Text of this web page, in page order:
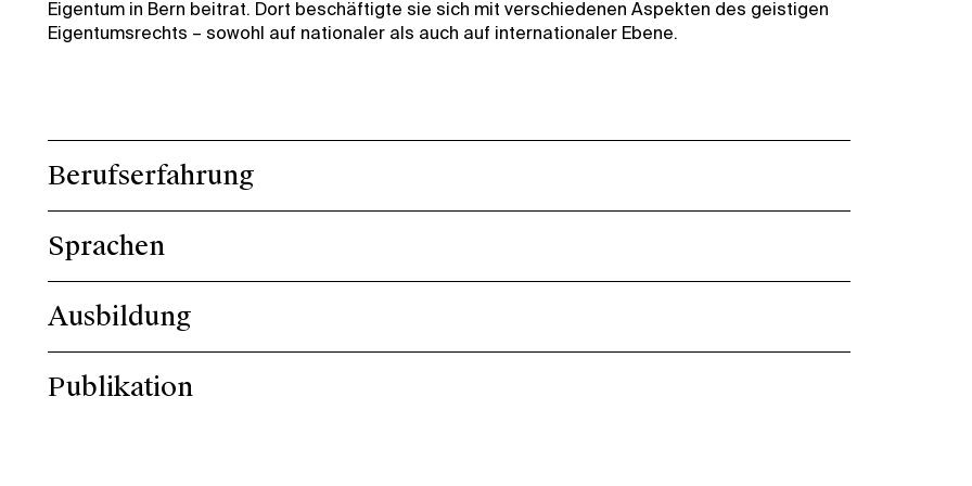
Eigentum in Bern beitrat. Dort beschäftigte sie sich mit verschiedenen Aspekten des geistigen
Eigentumsrechts – sowohl auf nationaler als auch auf internationaler Ebene.
Berufserfahrung
Sprachen
Ausbildung
Publikation